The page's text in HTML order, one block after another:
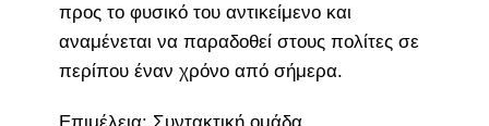
προς το φυσικό του αντικείμενο και
αναμένεται να παραδοθεί στους πολίτες σε
περίπου έναν χρόνο από σήμερα.